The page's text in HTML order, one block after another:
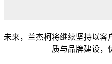
未来，兰杰柯将继续坚持以客
质与品牌建设，